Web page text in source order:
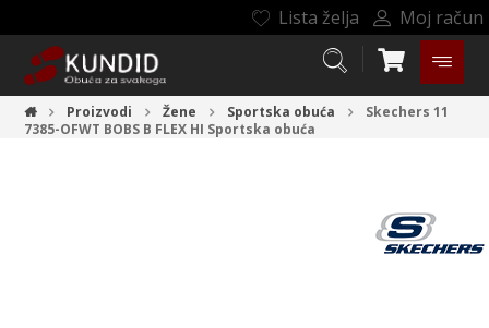
Lista želja Moj račun
Proizvodi Žene Sportska obuća
Skechers 11
7385-OFWT BOBS B FLEX HI Sportska obuća